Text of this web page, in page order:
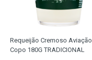
Requeijão Cremoso Aviação
Copo 180G TRADICIONAL